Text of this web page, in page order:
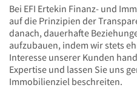
Bei EFI Ertekin Finanz- und
auf die Prinzipien der
danach, dauerhafte
aufzubauen, indem wir stets
Interesse unserer Kunden
Expertise und lassen Sie uns
Immobilienziel beschreiten.